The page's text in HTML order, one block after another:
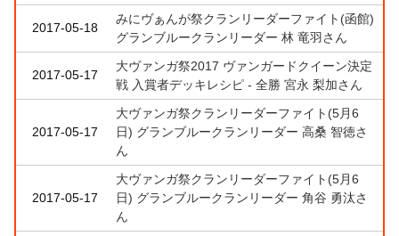
2017-05-18
みにヴぁんが祭クランリーダーファイト(函館)
グランブルークランリーダー 林 竜羽さん
2017-05-17
大ヴァンガ祭2017 ヴァンガードクイーン決定
戦 入賞者デッキレシピ - 全勝 宮永 梨加さん
2017-05-17
大ヴァンガ祭クランリーダーファイト(5月6
日) グランブルークランリーダー 高桑 智徳さ
ん
2017-05-17
大ヴァンガ祭クランリーダーファイト(5月6
日) グランブルークランリーダー 角谷 勇汰さ
ん